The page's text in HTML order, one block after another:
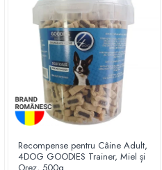
Recompense pentru Câine Adult,
4DOG GOODIES Trainer, Miel și
Orez, 500g